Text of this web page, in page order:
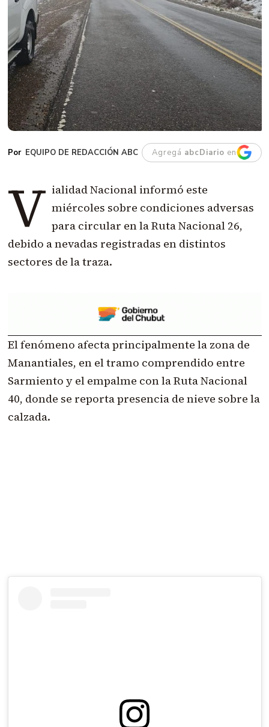
EQUIPO DE REDACCIÓN ABC Agregá abcDiario en
V ialidad Nacional informó este
miércoles sobre condiciones adversas
para circular en la Ruta Nacional 26,
debido a nevadas registradas en distintos
sectores de la traza.
El fenómeno afecta principalmente la zona de
Manantiales, en el tramo comprendido entre
Sarmiento y el empalme con la Ruta Nacional
40, donde se reporta presencia de nieve sobre la
calzada.